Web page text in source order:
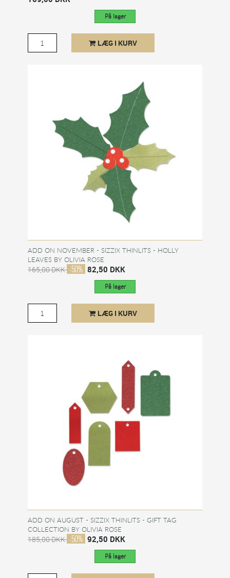
På lager
LÆG I KURV
ADD ON NOVEMBER - SIZZIX THINLITS - HOLLY
LEAVES BY OLIVIA ROSE
165,00 DKK -50% 82,50 DKK
På lager
LÆG I KURV
ADD ON AUGUST - SIZZIX THINLITS - GIFT TAG
COLLECTION BY OLIVIA ROSE
185,00 DKK -50% 92,50 DKK
På lager